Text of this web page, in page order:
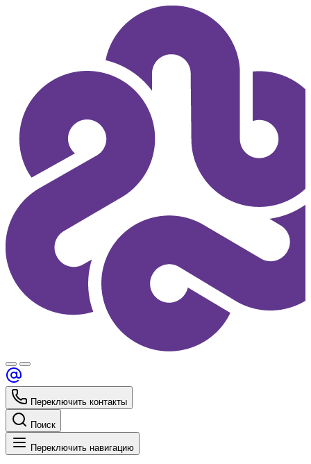
Переключить контакты
Поиск
Переключить навигацию